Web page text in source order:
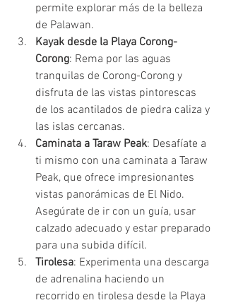
permite explorar más de la belleza
de Palawan.
Kayak desde la Playa Corong-
Corong: Rema por las aguas
tranquilas de Corong-Corong y
disfruta de las vistas pintorescas
de los acantilados de piedra caliza y
las islas cercanas.
Caminata a Taraw Peak: Desafíate a
ti mismo con una caminata a Taraw
Peak, que ofrece impresionantes
vistas panorámicas de El Nido.
Asegúrate de ir con un guía, usar
calzado adecuado y estar preparado
para una subida difícil.
Tirolesa: Experimenta una descarga
de adrenalina haciendo un
recorrido en tirolesa desde la Playa